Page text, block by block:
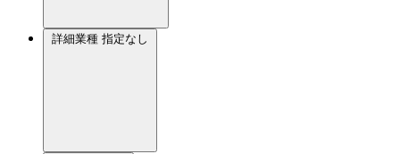
詳細業種 指定なし